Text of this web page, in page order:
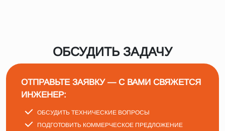
ОБСУДИТЬ ЗАДАЧУ
ОТПРАВЬТЕ ЗАЯВКУ — С ВАМИ СВЯЖЕТСЯ
ИНЖЕНЕР:
ОБСУДИТЬ ТЕХНИЧЕСКИЕ ВОПРОСЫ
ПОДГОТОВИТЬ КОММЕРЧЕСКОЕ ПРЕДЛОЖЕНИЕ